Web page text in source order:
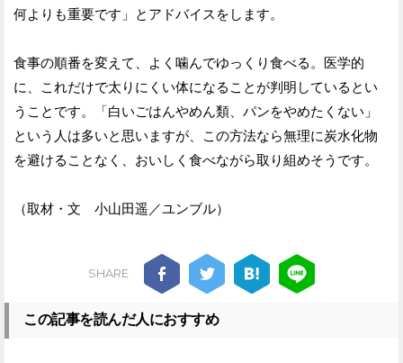
何よりも重要です」とアドバイスをします。
食事の順番を変えて、よく噛んでゆっくり食べる。医学的
に、これだけで太りにくい体になることが判明しているとい
うことです。「白いごはんやめん類、パンをやめたくない」
という人は多いと思いますが、この方法なら無理に炭水化物
を避けることなく、おいしく食べながら取り組めそうです。
（取材・文 小山田遥／ユンブル）
SHARE
この記事を読んだ人におすすめ